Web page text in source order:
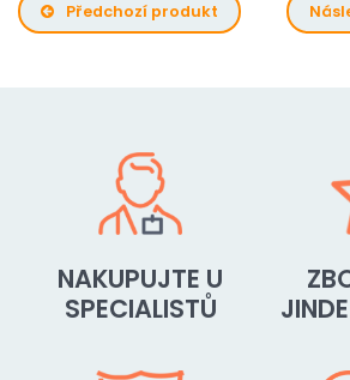
Předchozí produkt
NAKUPUJTE U
SPECIALISTŮ